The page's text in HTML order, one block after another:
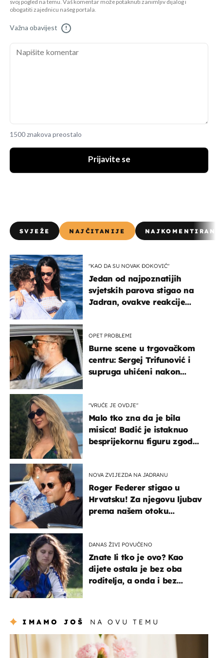
svoj pogled na temu. Vaš komentar može potaknuti zanimljiv dijalog i
obogatiti zajednicu našeg portala.
Važna obavijest !
1500 znakova preostalo
Prijavite se
SVJEŽE NAJČITANIJE
"KAO DA SU NOVAK ĐOKOVIĆ"
Jedan od najpoznatijih
svjetskih parova stigao na
Jadran, ovakve reakcije
OPET PROBLEMI
Burne scene u trgovačkom
centru: Sergej Trifunović i
supruga uhićeni nakon
"VRUĆE JE OVDJE"
Malo tko zna da je bila
misica! Badić je istaknuo
besprijekornu figuru zgodne
NOVA ZVIJEZDA NA JADRANU
Roger Federer stigao u
Hrvatsku! Za njegovu ljubav
prema našem otoku
DANAS ŽIVI POVUČENO
Znate li tko je ovo? Kao
dijete ostala je bez oba
roditelja, a onda i bez
IMAMO JOŠ NA OVU TEMU
moda & ljepota